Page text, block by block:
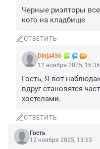
Черные риэлторы
кого на кладбище
ОТВЕТИТЬ
Dinja436
12 ноября 2025, 16:36
Гость, Я вот
вдруг становятся
хостелами.
ОТВЕТИТЬ
Гость
12 ноября 2025, 13:53